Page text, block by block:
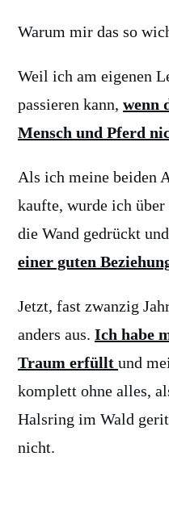
Warum mir das so
Weil ich am eigenen
passieren kann, wenn
Mensch und Pferd
Als ich meine beiden
kaufte, wurde ich
die Wand gedrückt
einer guten
Jetzt, fast zwanzig
anders aus. Ich habe
Traum erfüllt und
komplett ohne alles,
Halsring im Wald
nicht.